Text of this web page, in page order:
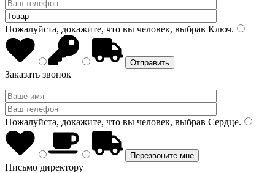
Пожалуйста, докажите, что вы человек, выбрав Ключ.
Заказать звонок
Пожалуйста, докажите, что вы человек, выбрав Сердце.
Письмо директору